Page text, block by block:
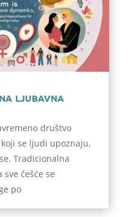
ljubavna
društvo
se ljudi upoznaju,
Tradicionalna
češće se
po